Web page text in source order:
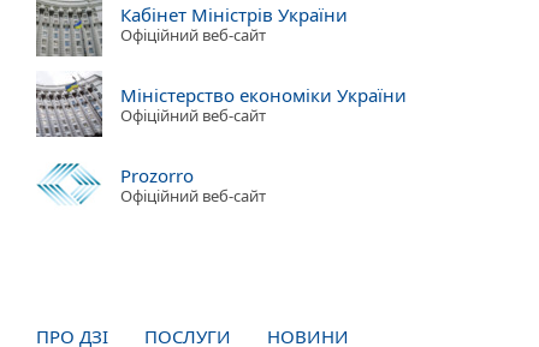
Кабінет Міністрів України
Офіційний веб-сайт
Міністерство економіки України
Офіційний веб-сайт
Prozorro
Офіційний веб-сайт
ПРО ДЗІ ПОСЛУГИ НОВИНИ